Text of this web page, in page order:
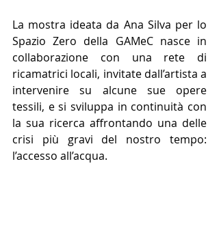
La mostra ideata da Ana Silva per lo
Spazio Zero della GAMeC nasce in
collaborazione con una rete di
ricamatrici locali, invitate dall’artista a
intervenire su alcune sue opere
tessili, e si sviluppa in continuità con
la sua ricerca affrontando una delle
crisi più gravi del nostro tempo:
l’accesso all’acqua.